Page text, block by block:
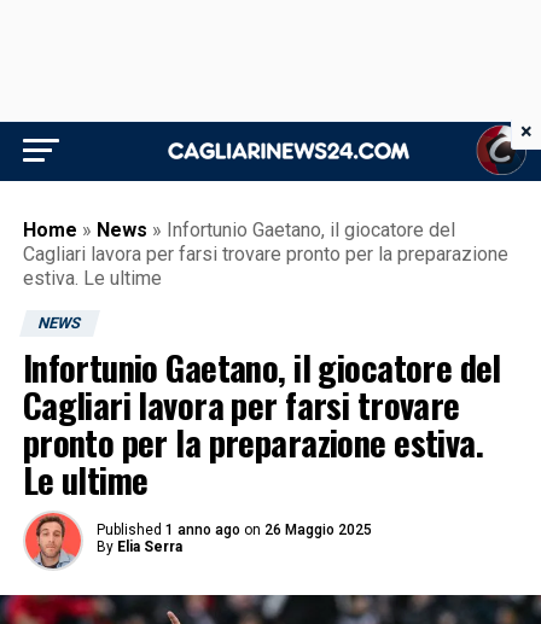
Home » News » Infortunio Gaetano, il giocatore del
Cagliari lavora per farsi trovare pronto per la preparazione
estiva. Le ultime
NEWS
Infortunio Gaetano, il giocatore del
Cagliari lavora per farsi trovare
pronto per la preparazione estiva.
Le ultime
Published 1 anno ago on 26 Maggio 2025
By Elia Serra
×